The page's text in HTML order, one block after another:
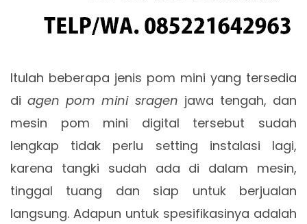
Itulah beberapa jenis pom mini yang tersedia
diagen pom mini sragen jawa tengah, dan
mesin pom mini digital tersebut sudah
lengkap tidak perlu setting instalasi lagi,
karena tangki sudah ada di dalam mesin,
tinggal tuang dan siap untuk berjualan
langsung. Adapun untuk spesifikasinya adalah